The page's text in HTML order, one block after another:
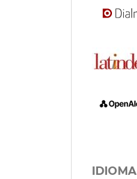
IDIOMA